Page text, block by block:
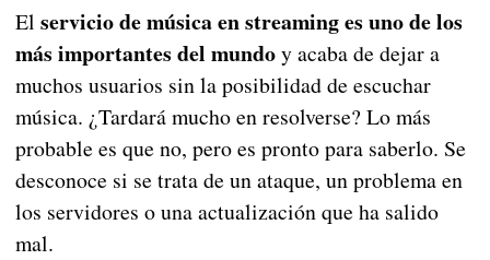
El servicio de música en streaming es uno de los
más importantes del mundoy acaba de dejar a
muchos usuarios sin la posibilidad de escuchar
música. ¿Tardará mucho en resolverse? Lo más
probable es que no, pero es pronto para saberlo. Se
desconoce si se trata de un ataque, un problema en
los servidores o una actualización que ha salido
mal.